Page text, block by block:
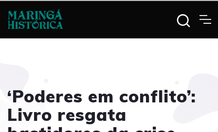
‘Poderes em conflito’:
Livro resgata